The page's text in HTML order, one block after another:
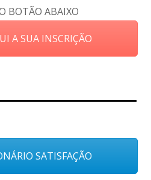
BOTÃO ABAIXO
A SUA INSCRIÇÃO
SATISFAÇÃO